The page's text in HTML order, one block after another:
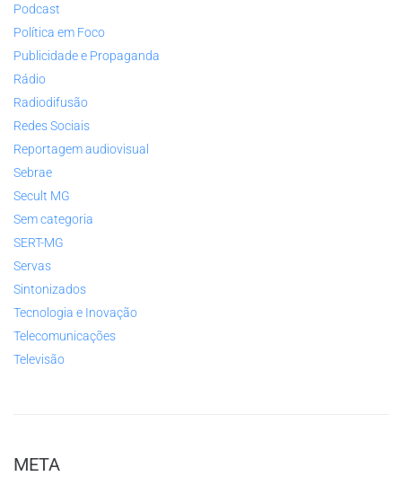
Podcast
Política em Foco
Publicidade e Propaganda
Rádio
Radiodifusão
Redes Sociais
Reportagem audiovisual
Sebrae
Secult MG
Sem categoria
SERT-MG
Servas
Sintonizados
Tecnologia e Inovação
Telecomunicações
Televisão
META